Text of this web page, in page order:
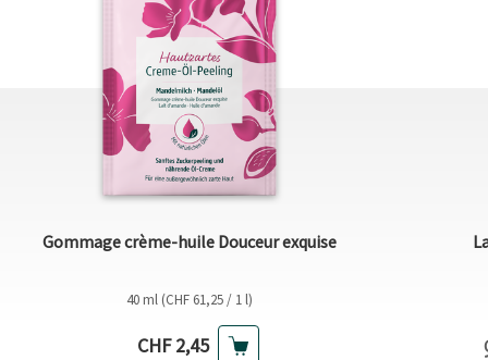
Gommage crème-huile Douceur exquise
40 ml (CHF 61,25 / 1 l)
Prix actuel
CHF 2,45